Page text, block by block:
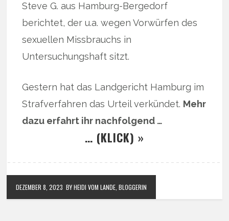
Steve G. aus Hamburg-Bergedorf
berichtet, der u.a. wegen Vorwürfen des
sexuellen Missbrauchs in
Untersuchungshaft sitzt.
Gestern hat das Landgericht Hamburg im
Strafverfahren das Urteil verkündet. Mehr
dazu erfahrt ihr nachfolgend …
… (KLICK) »
DEZEMBER 8, 2023 BY HEIDI VOM LANDE, BLOGGERIN